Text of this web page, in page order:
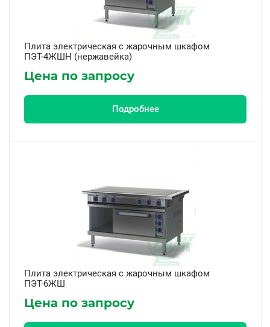
Плита электрическая с жарочным шкафом
ПЭТ-4ЖШН (нержавейка)
Цена по запросу
Подробнее
Плита электрическая с жарочным шкафом
ПЭТ-6ЖШ
Цена по запросу